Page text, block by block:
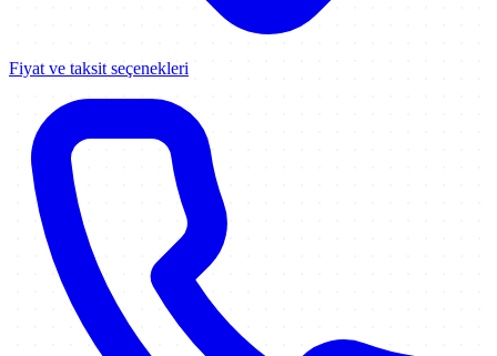
Fiyat ve taksit seçenekleri